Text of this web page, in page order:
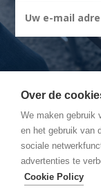
CIBOR
Over de
We maken gebruik
en het gebruik van
sociale
advertenties te
Cookie Policy